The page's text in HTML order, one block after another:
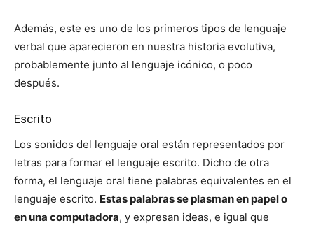
Además, este es uno de los primeros tipos de lenguaje
verbal que aparecieron en nuestra historia evolutiva,
probablemente junto al lenguaje icónico, o poco
después.
Escrito
Los sonidos del lenguaje oral están representados por
letras para formar el lenguaje escrito. Dicho de otra
forma, el lenguaje oral tiene palabras equivalentes en el
lenguaje escrito. Estas palabras se plasman en papel o
en una computadora, y expresan ideas, e igual que